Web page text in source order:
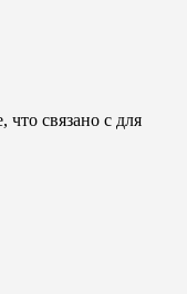
связано с для